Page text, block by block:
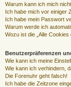
Warum kann ich mich
Ich habe mich vor einiger
Ich habe mein Passwort
Warum werde ich
Wozu ist die „Alle
Benutzerpräferenzen
Wie kann ich meine
Wie kann ich verhindern,
Die Forenuhr geht falsch!
Ich habe die Zeitzone